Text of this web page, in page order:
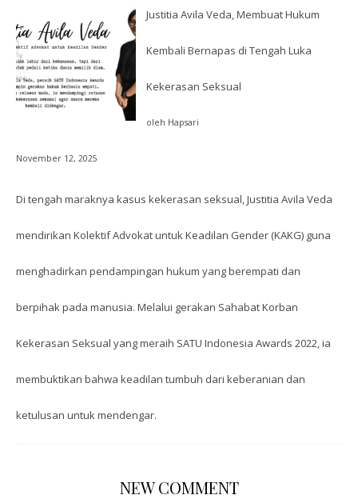
Justitia Avila Veda, Membuat Hukum
Kembali Bernapas di Tengah Luka
Kekerasan Seksual
oleh Hapsari
November 12, 2025
Di tengah maraknya kasus kekerasan seksual, Justitia Avila Veda
mendirikan Kolektif Advokat untuk Keadilan Gender (KAKG) guna
menghadirkan pendampingan hukum yang berempati dan
berpihak pada manusia. Melalui gerakan Sahabat Korban
Kekerasan Seksual yang meraih SATU Indonesia Awards 2022, ia
membuktikan bahwa keadilan tumbuh dari keberanian dan
ketulusan untuk mendengar.
NEW COMMENT